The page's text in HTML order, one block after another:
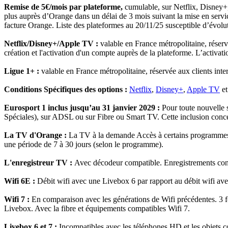
Remise de 5€/mois par plateforme, cumulable, sur Netflix,
plus auprès d’Orange dans un délai de 3 mois suivant la mise en
facture Orange. Liste des plateformes au 20/11/25 susceptible
Netflix/Disney+/Apple TV : valable en France métropolitaine,
création et l'activation d'un compte auprès de la plateforme.
Ligue 1+ : valable en France métropolitaine, réservée aux clients
Conditions Spécifiques des options : Netflix, Disney+, Apple TV
Eurosport 1 inclus jusqu’au 31 janvier 2029 : Pour toute nouvelle
Spéciales), sur ADSL ou sur Fibre ou Smart TV. Cette inclusion
La TV d'Orange : La TV à la demande Accès à certains
une période de 7 à 30 jours (selon le programme).
L'enregistreur TV : Avec décodeur compatible. Enregistrements
Wifi 6E : Débit wifi avec une Livebox 6 par rapport au débit wifi
Wifi 7 : En comparaison avec les générations de Wifi
Livebox. Avec la fibre et équipements compatibles Wifi 7.